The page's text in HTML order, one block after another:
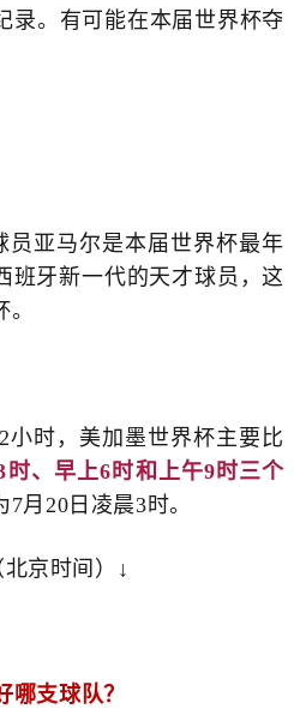
录。有可能在本届世界杯夺
员亚马尔是本届世界杯最年
班牙新一代的天才球员，这
小时，美加墨世界杯主要比
时、早上6时和上午9时三个
月20日凌晨3时。
京时间）↓
哪支球队？